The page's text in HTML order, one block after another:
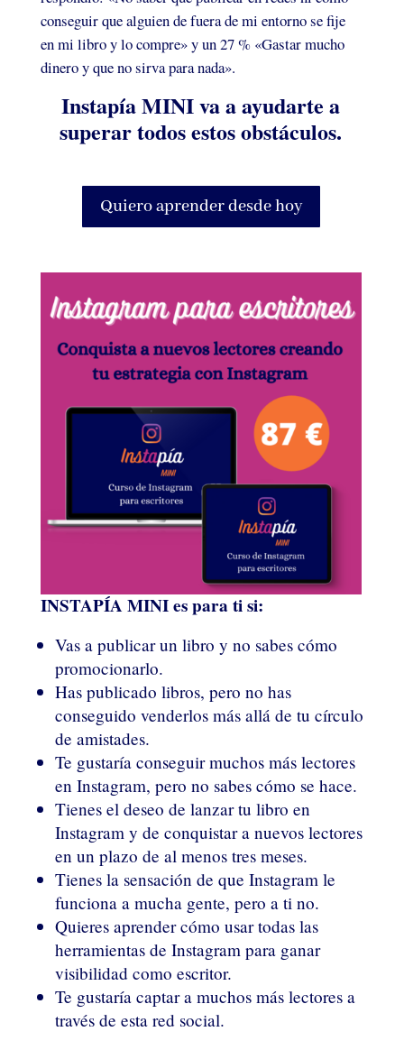
conseguir que alguien de fuera de mi entorno se fije
en mi libro y lo compre» y un 27 % «Gastar mucho
dinero y que no sirva para nada».
Instapía MINI va a ayudarte a
superar todos estos obstáculos.
Quiero aprender desde hoy
INSTAPÍA MINI es para ti si:
Vas a publicar un libro y no sabes cómo
promocionarlo.
Has publicado libros, pero no has
conseguido venderlos más allá de tu círculo
de amistades.
Te gustaría conseguir muchos más lectores
en Instagram, pero no sabes cómo se hace.
Tienes el deseo de lanzar tu libro en
Instagram y de conquistar a nuevos lectores
en un plazo de al menos tres meses.
Tienes la sensación de que Instagram le
funciona a mucha gente, pero a ti no.
Quieres aprender cómo usar todas las
herramientas de Instagram para ganar
visibilidad como escritor.
Te gustaría captar a muchos más lectores a
través de esta red social.